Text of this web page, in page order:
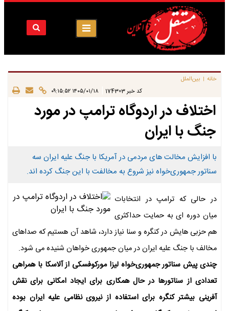
خانه | بین‌الملل
کد خبر 174303 ۱۴۰۵/۰۱/۱۸ ۰۹:۱۵:۵۲
اختلاف در اردوگاه ترامپ در مورد
جنگ با ایران
با افزایش مخالت های مردمی در آمریکا با جنگ علیه ایران سه
سناتور جمهوری‌خواه نیز شروع به مخالفت با این جنگ کرده اند.
در حالی که ترامپ در انتخابات
میان دوره ای به حمایت حداکثری
هم حزبی هایش در کنگره و سنا نیاز دارد،‌ شاهد آن هستیم که صداهای
مخالف با جنگ علیه ایران در میان جمهوری خواهان شنیده می شود.
چندی پیش سناتور جمهوری‌خواه لیزا مورکوفسکی از آلاسکا با همراهی
تعدادی از سناتورها در حال همکاری برای ایجاد امکانی برای نقش
آفرینی بیشتر کنگره برای استفاده از نیروی نظامی علیه ایران بوده